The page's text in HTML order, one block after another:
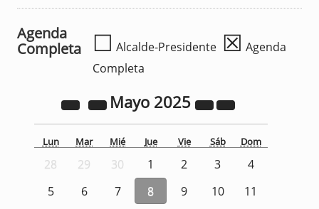
Agenda
Completa
☐ Alcalde-Presidente ☒ Agenda
Completa
Mayo 2025
Lun Mar Mié Jue Vie Sáb Dom
28 29 30 1 2 3
4
5
6 7 8 9 10
11